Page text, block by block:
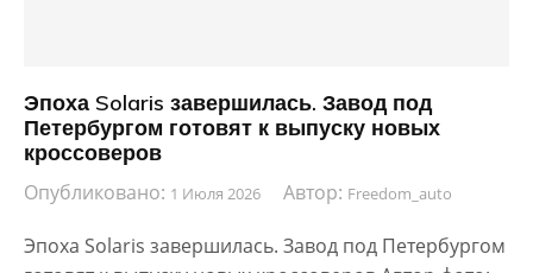
Эпоха Solaris завершилась. Завод под
Петербургом готовят к выпуску новых
кроссоверов
Опубликовано: 1 Июля 2026 Автор: Freedom_auto
Эпоха Solaris завершилась. Завод под Петербургом